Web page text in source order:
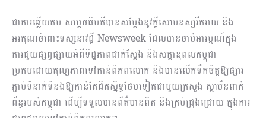
ជាការឆ្លើយតប សម្ដេចធិបតីបានសម្ដែងនូវក្ដីសោមនស្សរីករាយ និង
អរគុណចំពោះទស្សនាវដ្តី Newsweek ដែលបានចាប់អារម្មណ៍ក្នុង
ការជួយផ្សព្វផ្សាយអំពីទិដ្ឋភាព​ជាក់ស្តែង​ និងសក្តានុពលកម្ពុជា​
ប្រកបដោយតុល្យភាពទៅកាន់ពិភពលោក និងបានលើកទឹកចិត្តឱ្យផ្សារ
ភ្ជាប់ទំនាក់ទំនងឱ្យកាន់តែជិតស្និទ្ធថែមទៀតជាមួយក្រសួង ស្ថាប័នពាក់
ព័ន្ធរបស់កម្ពុជា ដើម្បីទទួលបានព័ត៌មានពិត និងគ្រប់ជ្រុងជ្រោយ ក្នុងការ